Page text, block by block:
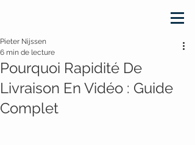
Pourquoi Rapidité De
Livraison En Vidéo : Guide
Complet
Pieter Nijssen
6 min de lecture